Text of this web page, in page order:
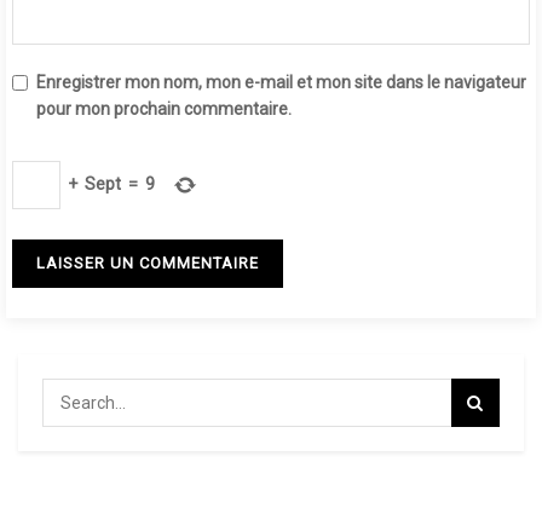
Enregistrer mon nom, mon e-mail et mon site dans le navigateur
pour mon prochain commentaire.
+ Sept = 9